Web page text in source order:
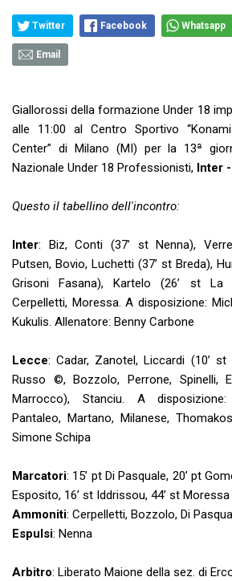
Twitter Facebook Whatsapp
Email
Giallorossi della formazione Under 18
alle 11:00 al Centro Sportivo
Center” di Milano (MI) per la 13ª
Nazionale Under 18 Professionisti, Inter
Questo il tabellino dell'incontro:
Inter: Biz, Conti (37’ st Nenna),
Putsen, Bovio, Luchetti (37’ st Breda),
Grisoni Fasana), Kartelo (26’ st
Cerpelletti, Moressa. A disposizione:
Kukulis. Allenatore: Benny Carbone
Lecce: Cadar, Zanotel, Liccardi (10’ st
Russo ©, Bozzolo, Perrone, Spinelli,
Marrocco), Stanciu. A disposizione:
Pantaleo, Martano, Milanese,
Simone Schipa
Marcatori: 15’ pt Di Pasquale, 20’ pt
Esposito, 16’ st Iddrissou, 44’ st Moressa
Ammoniti: Cerpelletti, Bozzolo, Di
Espulsi: Nenna
Arbitro: Liberato Maione della sez. di